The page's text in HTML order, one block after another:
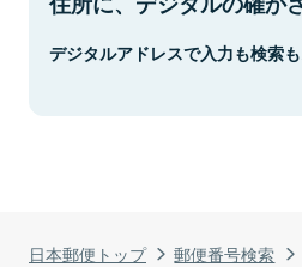
日本郵便トップ 郵便番号検索
デジタルアドレスで入力も検索も